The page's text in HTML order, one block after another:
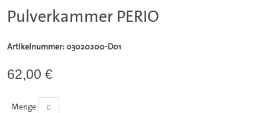
Pulverkammer PERIO
Artikelnummer: 03020200-D01
62,00 €
Menge